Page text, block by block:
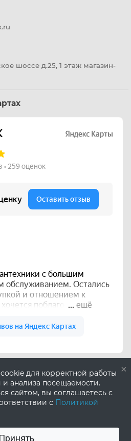
×
для корректной работы
и анализа посещаемости.
сайтом, вы соглашаетесь с
с Политикой
Принять
шоссе д.25, 1 этаж магазин-